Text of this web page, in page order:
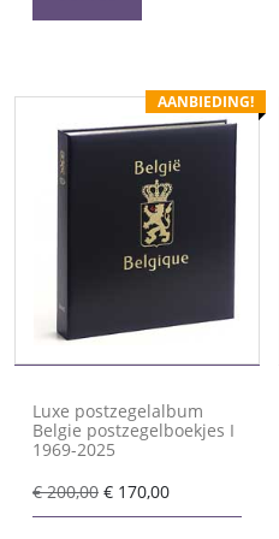
AANBIEDING!
Luxe postzegelalbum
Belgie postzegelboekjes I
1969-2025
€200,00 Oorspronkelijke
prijs
€ 170,00Huidige
prijs